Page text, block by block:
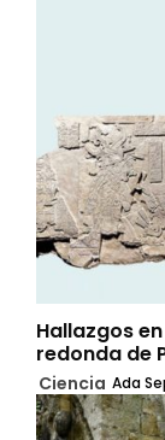
Hallazgos
redonda de
Ciencia Ada